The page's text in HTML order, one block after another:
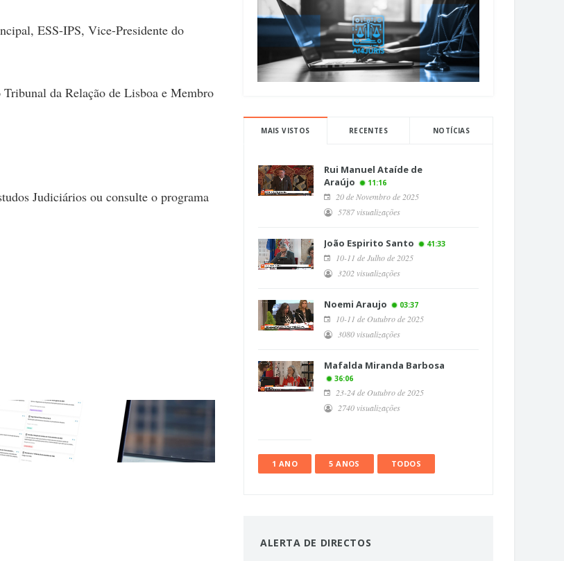
ESS-IPS, Vice-Presidente do
da Relação de Lisboa e Membro
Judiciários ou consulte o programa
MAIS VISTOS RECENTES NOTÍCIAS
Rui Manuel Ataíde de
Araújo
11:16
20 de Novembro de 2025
5787 visualizações
João Espirito Santo 41:33
10-11 de Julho de 2025
3202 visualizações
Noemi Araujo 03:37
10-11 de Outubro de 2025
3080 visualizações
Mafalda Miranda Barbosa
36:06
23-24 de Outubro de 2025
2740 visualizações
1 ANO 5 ANOS TODOS
ALERTA DE DIRECTOS